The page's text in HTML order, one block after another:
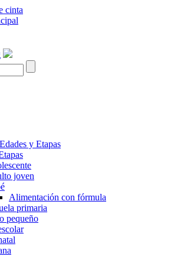
cinta
Edades y Etapas
joven
Alimentación con fórmula
primaria
pequeño